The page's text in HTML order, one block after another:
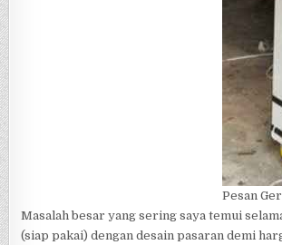
Pesan
Masalah besar yang sering saya temui
(siap pakai) dengan desain pasaran demi